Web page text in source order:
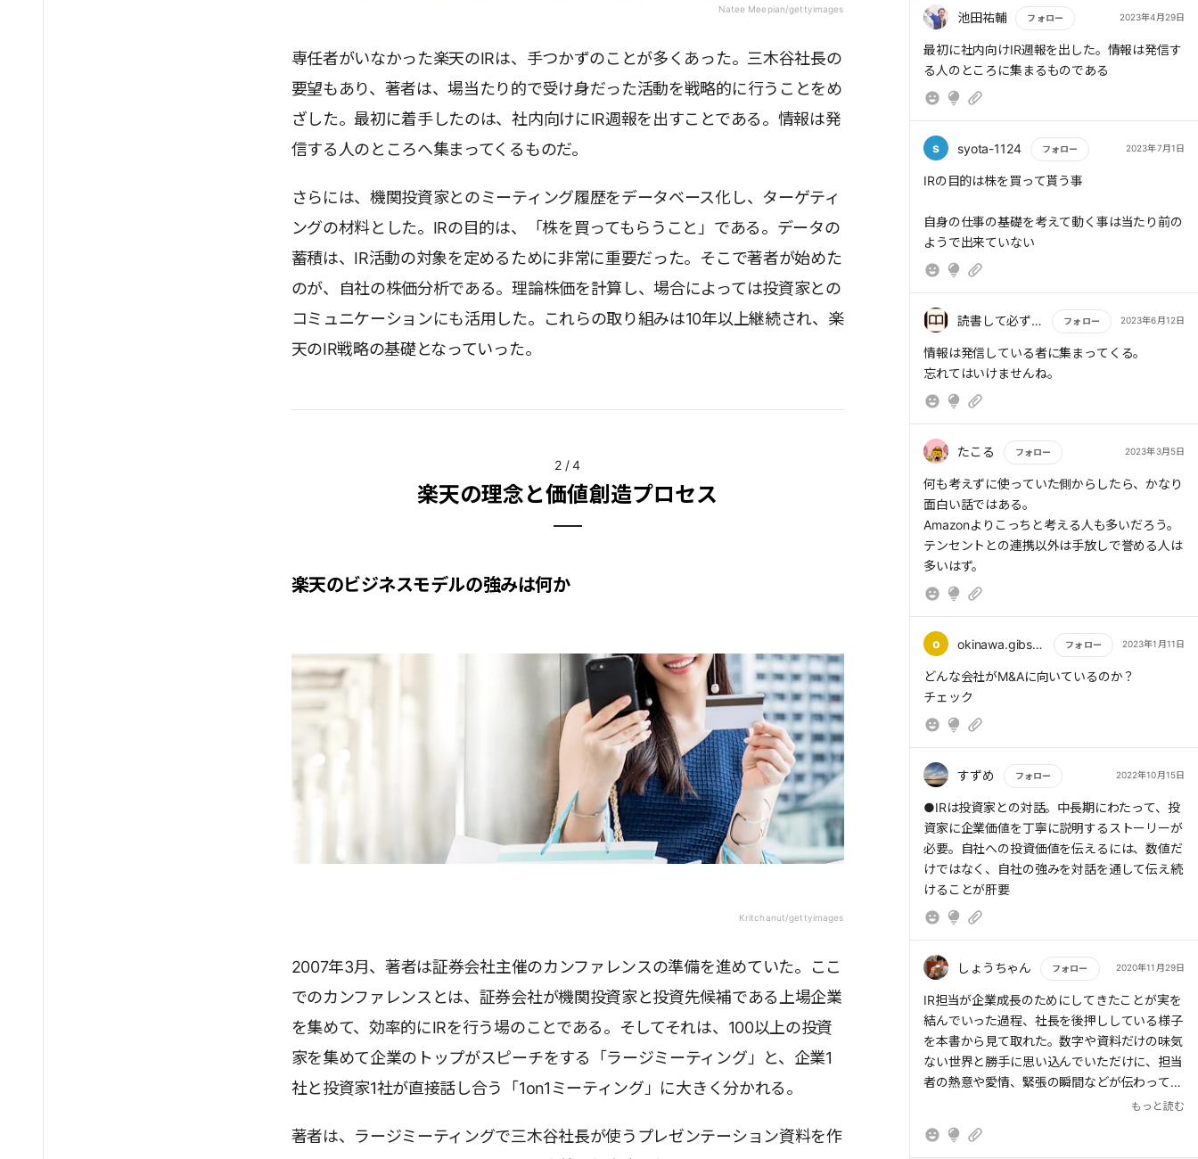
Natee Meepian/gettyimages
専任者がいなかった楽天のIRは、手つかずのことが多くあった。三木谷社長の
要望もあり、著者は、場当たり的で受け身だった活動を戦略的に行うことをめ
ざした。最初に着手したのは、社内向けにIR週報を出すことである。情報は発
信する人のところへ集まってくるものだ。
さらには、機関投資家とのミーティング履歴をデータベース化し、ターゲティ
ングの材料とした。IRの目的は、「株を買ってもらうこと」である。データの
蓄積は、IR活動の対象を定めるために非常に重要だった。そこで著者が始めた
のが、自社の株価分析である。理論株価を計算し、場合によっては投資家との
コミュニケーションにも活用した。これらの取り組みは10年以上継続され、楽
天のIR戦略の基礎となっていった。
2/4
楽天の理念と価値創造プロセス
楽天のビジネスモデルの強みは何か
Kritchanut/gettyimages
2007年3月、著者は証券会社主催のカンファレンスの準備を進めていた。ここ
でのカンファレンスとは、証券会社が機関投資家と投資先候補である上場企業
を集めて、効率的にIRを行う場のことである。そしてそれは、100以上の投資
家を集めて企業のトップがスピーチをする「ラージミーティング」と、企業1
社と投資家1社が直接話し合う「1on1ミーティング」に大きく分かれる。
著者は、ラージミーティングで三木谷社長が使うプレゼンテーション資料を作
池田祐輔 フォロー 2023年4月29日
もっと読む
最初に社内向けIR週報を出した。情報は発信す
る人のところに集まるものである
s syota-1124 フォロー 2023年7月1日
もっと読む
IRの目的は株を買って貰う事
自身の仕事の基礎を考えて動く事は当たり前の
ようで出来ていない
読書して必ず学びを得る者 フォロー 2023年6月12日
もっと読む
情報は発信している者に集まってくる。
忘れてはいけませんね。
たこる フォロー 2023年3月5日
もっと読む
何も考えずに使っていた側からしたら、かなり
面白い話ではある。
Amazonよりこっちと考える人も多いだろう。
テンセントとの連携以外は手放しで誉める人は
多いはず。
o okinawa.gibson39 フォロー 2023年1月11日
もっと読む
どんな会社がM&Aに向いているのか？
チェック
すずめ フォロー 2022年10月15日
もっと読む
●IRは投資家との対話。中長期にわたって、投
資家に企業価値を丁寧に説明するストーリーが
必要。自社への投資価値を伝えるには、数値だ
けではなく、自社の強みを対話を通して伝え続
けることが肝要
しょうちゃん フォロー 2020年11月29日
もっと読む
IR担当が企業成長のためにしてきたことが実を
結んでいった過程、社長を後押ししている様子
を本書から見て取れた。数字や資料だけの味気
ない世界と勝手に思い込んでいただけに、担当
者の熱意や愛情、緊張の瞬間などが伝わってく
もっと読む